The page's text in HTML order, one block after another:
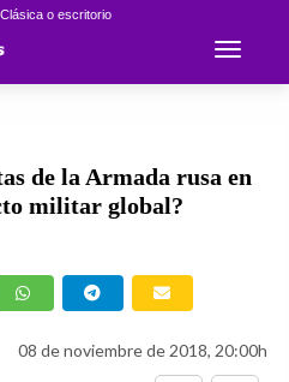
o escritorio
Toggle
de la Armada rusa en
militar global?
08 de noviembre de 2018, 20:00h